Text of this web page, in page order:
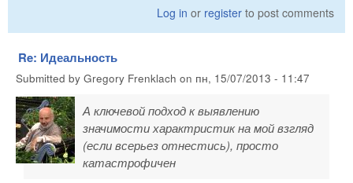
Log in or register to post comments
Re: Идеальность
Submitted by Gregory Frenklach on пн, 15/07/2013 - 11:47
А ключевой подход к выявлению
значимости характристик на мой взгляд
(если всерьез отнестись), просто
катастрофичен